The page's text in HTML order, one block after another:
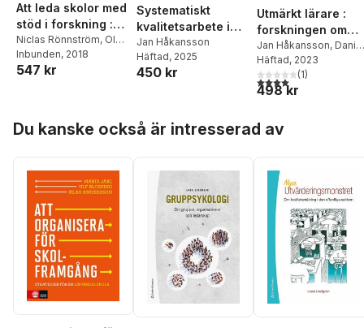
Att leda skolor med
stöd i forskning :
Exempel, analyser
och utmaningar
Niclas Rönnström, Olof
Johansson,Björn
Ahlström
Hörnqvist,Anders
Keisu,Kerstin Kolam,
Pär Larsson,Jan
Löwstedt,Anita
Nordzell
Helene Ärlestig
Inbunden, 2018
547 kr
Systematiskt
kvalitetsarbete i
förskola, skola och
fritidshem :
strategier och
Jan Håkansson
Häftad, 2025
450 kr
Utmärkt lärare :
forskningen om
lärarskicklighet
och vägarna dit
Jan Håkansson, Daniel
Sundberg
Häftad, 2023
4,0utav 5 stjärnor.
(1)
498 kr
Du kanske också är intresserad av